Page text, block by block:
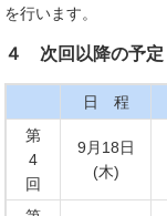
を行います。
４ 次回以降の予定
日 程
第
4
回
9月18日
(木)